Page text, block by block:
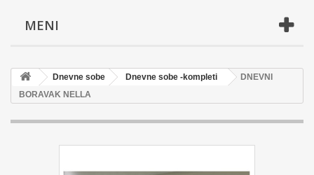
MENI
Dnevne sobe Dnevne sobe -kompleti
DNEVNI
BORAVAK NELLA